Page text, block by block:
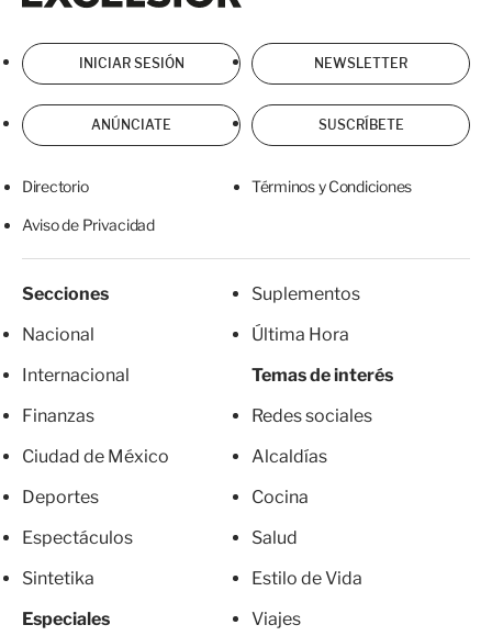
INICIAR SESIÓN NEWSLETTER
ANÚNCIATE SUSCRÍBETE
Directorio Términos y Condiciones
Aviso de Privacidad
Secciones
Nacional
Internacional
Finanzas
Ciudad de México
Deportes
Espectáculos
Sintetika
Especiales
Suplementos
Última Hora
Temas de interés
Redes sociales
Alcaldías
Cocina
Salud
Estilo de Vida
Viajes